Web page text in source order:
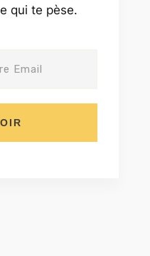
qui te pèse.